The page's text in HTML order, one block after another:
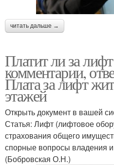
читать дальше →
Платит ли за
комментарии,
Плата за лифт
этажей
Открыть документ в вашей
Статья: Лифт (лифтовое
страхования общего
спорные вопросы владения
(Бобровская О.Н.)